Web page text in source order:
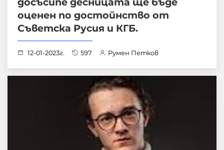
оценен по достойнство от
Съветска Русия и КГБ.
12-01-2023г. 597 Румен Петков